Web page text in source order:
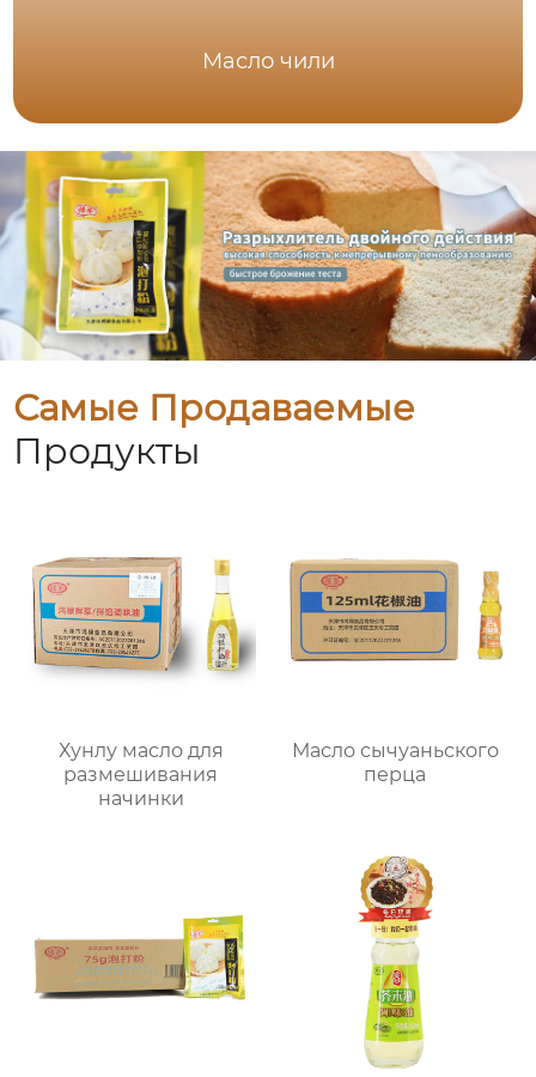
Масло чили
Самые Продаваемые
Продукты
Хунлу масло для
размешивания
начинки
Масло сычуаньского
перца